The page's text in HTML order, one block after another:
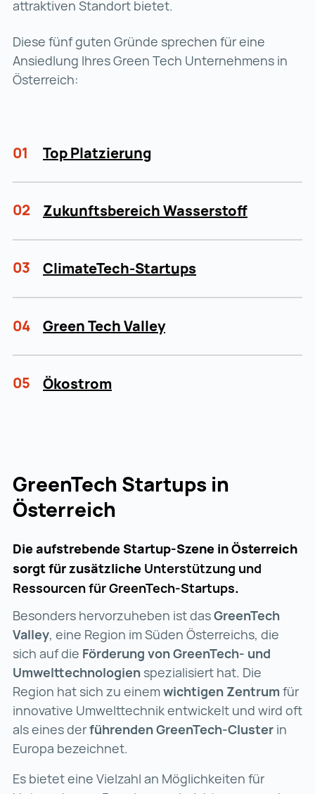
attraktiven Standort bietet.
Diese fünf guten Gründe sprechen für eine
Ansiedlung Ihres Green Tech Unternehmens in
Österreich:
01 Top Platzierung
02 Zukunftsbereich Wasserstoff
03 ClimateTech-Startups
04 Green Tech Valley
05 Ökostrom
GreenTech Startups in
Österreich
Die aufstrebende Startup-Szene in Österreich
sorgt für zusätzliche Unterstützung und
Ressourcen für GreenTech-Startups.
Besonders hervorzuheben ist dasGreenTech
Valley, eine Region im Süden Österreichs, die
sich auf die Förderung von GreenTech- und
Umwelttechnologien spezialisiert hat. Die
Region hat sich zu einemwichtigen Zentrum für
innovative Umwelttechnik entwickelt und wird oft
als eines derführenden GreenTech-Cluster in
Europa bezeichnet.
Es bietet eine Vielzahl an Möglichkeiten für